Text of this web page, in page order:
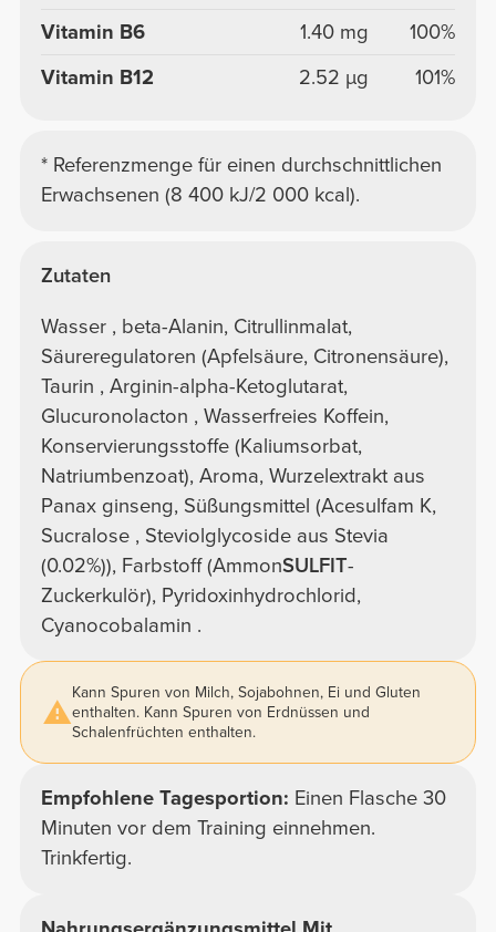
Vitamin B6 1.40 mg
100%
Vitamin B12
2.52 µg 101%
* Referenzmenge für einen durchschnittlichen
Erwachsenen (8 400 kJ/2 000 kcal).
Zutaten
Wasser , beta-Alanin, Citrullinmalat,
Säureregulatoren (Apfelsäure, Citronensäure),
Taurin , Arginin-alpha-Ketoglutarat,
Glucuronolacton , Wasserfreies Koffein,
Konservierungsstoffe (Kaliumsorbat,
Natriumbenzoat), Aroma, Wurzelextrakt aus
Panax ginseng, Süßungsmittel (Acesulfam K,
Sucralose , Steviolglycoside aus Stevia
(0.02%)), Farbstoff (AmmonSULFIT-
Zuckerkulör), Pyridoxinhydrochlorid,
Cyanocobalamin .
Kann Spuren von Milch, Sojabohnen, Ei und Gluten
enthalten. Kann Spuren von Erdnüssen und
Schalenfrüchten enthalten.
Empfohlene Tagesportion: Einen Flasche 30
Minuten vor dem Training einnehmen.
Trinkfertig.